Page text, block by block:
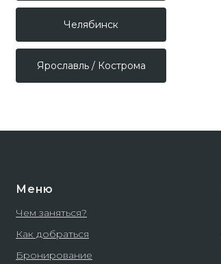
Челябинск
Ярославль / Кострома
Меню
Чем заняться?
Как добраться
Бронирование